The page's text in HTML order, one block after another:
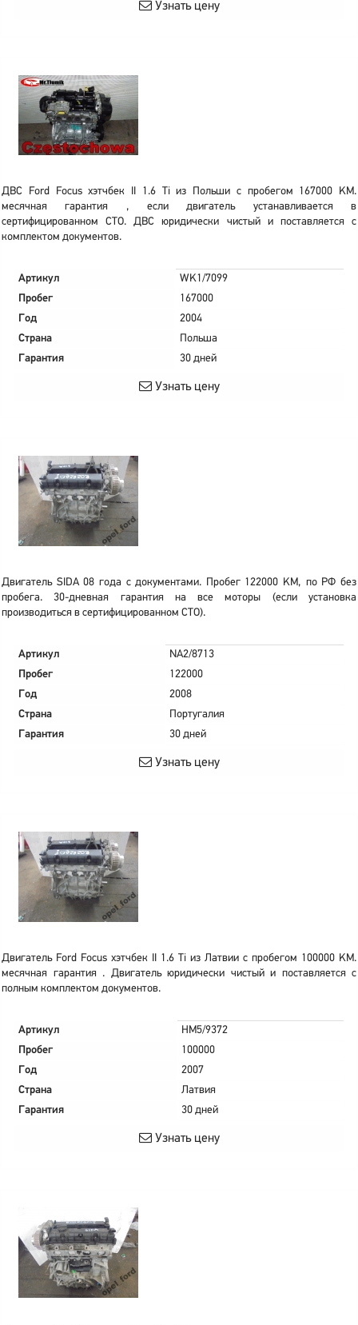
Узнать цену
ДВС Ford Focus хэтчбек II 1.6 Ti из Польши с пробегом 167000 KM.
месячная гарантия , если двигатель устанавливается в
сертифицированном СТО. ДВС юридически чистый и поставляется с
комплектом документов.
Артикул
WK1/7099
Пробег
167000
Год
2004
Страна
Польша
Гарантия
30 дней
Узнать цену
Двигатель SIDA 08 года с документами. Пробег 122000 KM, по РФ без
пробега. 30-дневная гарантия на все моторы (если установка
производиться в сертифицированном СТО).
Артикул
NA2/8713
Пробег
122000
Год
2008
Страна
Португалия
Гарантия
30 дней
Узнать цену
Двигатель Ford Focus хэтчбек II 1.6 Ti из Латвии с пробегом 100000 KM.
месячная гарантия . Двигатель юридически чистый и поставляется с
полным комплектом документов.
Артикул
HM5/9372
Пробег
100000
Год
2007
Страна
Латвия
Гарантия
30 дней
Узнать цену